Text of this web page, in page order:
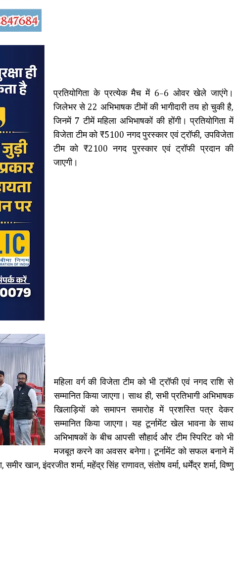
प्रतियोगिता के प्रत्येक मैच में 6–6 ओवर खेले जाएंगे।
जिलेभर से 22 अभिभाषक टीमों की भागीदारी तय हो चुकी है,
जिनमें 7 टीमें महिला अभिभाषकों की होंगी। प्रतियोगिता में
विजेता टीम को ₹5100 नगद पुरस्कार एवं ट्रॉफी, उपविजेता
टीम को ₹2100 नगद पुरस्कार एवं ट्रॉफी प्रदान की
जाएगी।
महिला वर्ग की विजेता टीम को भी ट्रॉफी एवं नगद राशि से
सम्मानित किया जाएगा। साथ ही, सभी प्रतिभागी अभिभाषक
खिलाड़ियों को समापन समारोह में प्रशस्ति पत्र देकर
सम्मानित किया जाएगा। यह टूर्नामेंट खेल भावना के साथ
अभिभाषकों के बीच आपसी सौहार्द और टीम स्पिरिट को भी
मजबूत करने का अवसर बनेगा। टूर्नामेंट को सफल बनाने में
खान, इंदरजीत शर्मा, महेंद्र सिंह राणावत, संतोष वर्मा, धर्मेंद्र शर्मा, विष्णु